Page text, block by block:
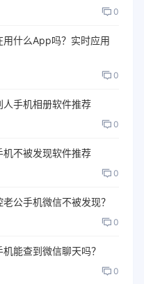
0
什么App吗？实时应用
0
手机相册软件推荐
0
不被发现软件推荐
0
公手机微信不被发现？
0
能查到微信聊天吗？
0